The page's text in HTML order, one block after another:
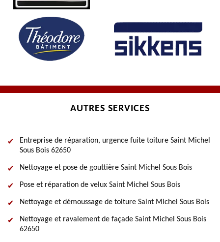
AUTRES SERVICES
Entreprise de réparation, urgence fuite toiture Saint Michel
Sous Bois 62650
Nettoyage et pose de gouttière Saint Michel Sous Bois
Pose et réparation de velux Saint Michel Sous Bois
Nettoyage et démoussage de toiture Saint Michel Sous Bois
Nettoyage et ravalement de façade Saint Michel Sous Bois
62650